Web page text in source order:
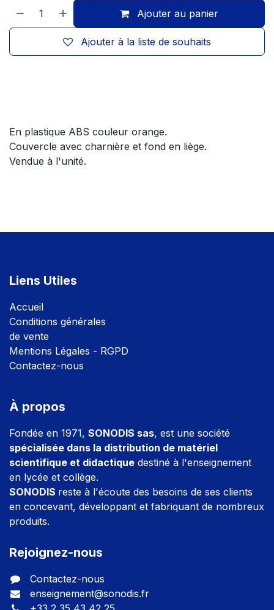
Ajouter au panier
Ajouter à la liste de souhaits
En plastique ABS couleur orange.
Couvercle avec charnière et fond en liège.
Vendue à l'unité.
Liens Utiles
Accueil
Conditions générales
de vente
Mentions Légales - RGPD
Contactez-nous
À propos
Fondée en 1971, SONODIS sas, est une société
spécialisée dans la distribution de matériel
scientifique et didactique destiné à l'enseignement
en lycée et collège.
SONODIS reste à l'écoute des besoins de ses clients
en concevant, développant et fabriquant de nombreux
produits.
Rejoignez-nous
Contactez-nous
enseignement@sonodis.fr